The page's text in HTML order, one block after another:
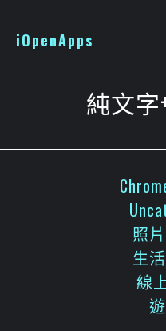
iOpenApps
純文
照
生
線